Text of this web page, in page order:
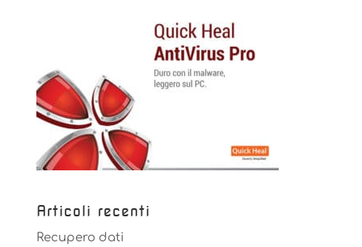
Articoli recenti
Recupero dati